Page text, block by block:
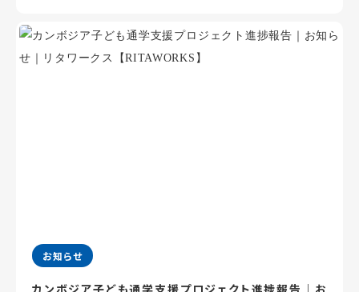
お知らせ
カンボジア子ども通学支援プロジェクト進捗報告｜お